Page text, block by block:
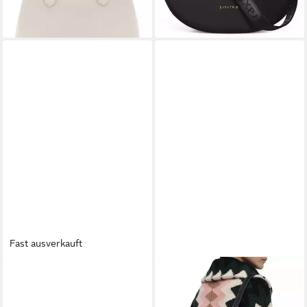
+2
Fast ausverkauft
Schultertasche Edith
Ledertasche Shopper Tote